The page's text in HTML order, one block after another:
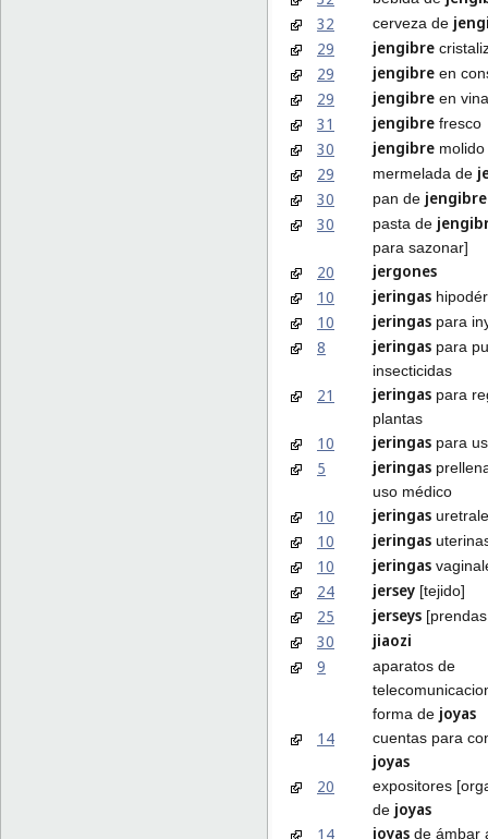
32
cerveza de
29
jengibre
29 jengibre en
29 jengibre en
31 jengibre fresco
30 jengibre molido
29 mermelada de
30
pan de jengibre
30
pasta de
para sazonar]
20
jergones
10
jeringas
10 jeringas para
8 jeringas para
insecticidas
21 jeringas para
plantas
10 jeringas para
5 jeringas
uso médico
10 jeringas
10 jeringas
10 jeringas
24 jersey [tejido]
25 jerseys
30
jiaozi
9
aparatos de
forma de joyas
14
cuentas para
joyas
20
expositores
de joyas
14
joyas de ámbar